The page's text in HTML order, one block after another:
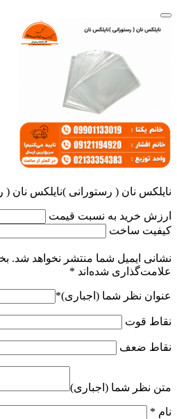
نایلکس نان ( رستورانی )نایلکس نان (
ارزش خرید به نسبت قیمت
کیفیت ساخت
نشانی ایمیل شما منتشر نخواهد شد.
علامت‌گذاری شده‌اند *
عنوان نظر شما (اجباری)*
نقاط قوت
نقاط ضعف
متن نظر شما (اجباری)
نام *